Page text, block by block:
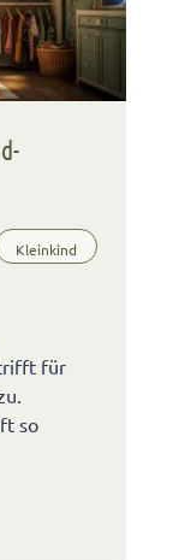
Kleinkind
für
so